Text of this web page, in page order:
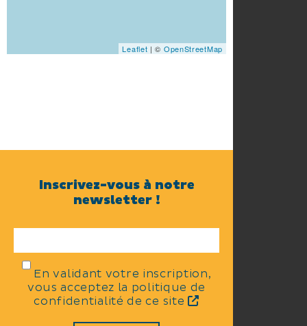
Leaflet | © OpenStreetMap
Inscrivez-vous à notre
newsletter !
En validant votre inscription,
vous acceptez la politique de
confidentialité de ce site